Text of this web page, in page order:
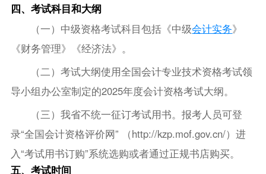
四、考试科目和大纲
（一）中级资格考试科目包括《中级会计实务》
《财务管理》《经济法》。
（二）考试大纲使用全国会计专业技术资格考试领
导小组办公室制定的2025年度会计资格考试大纲。
（三）我省不统一征订考试用书。报考人员可登
录“全国会计资格评价网” （http://kzp.mof.gov.cn/）进
入“考试用书订购”系统选购或者通过正规书店购买。
五、考试时间